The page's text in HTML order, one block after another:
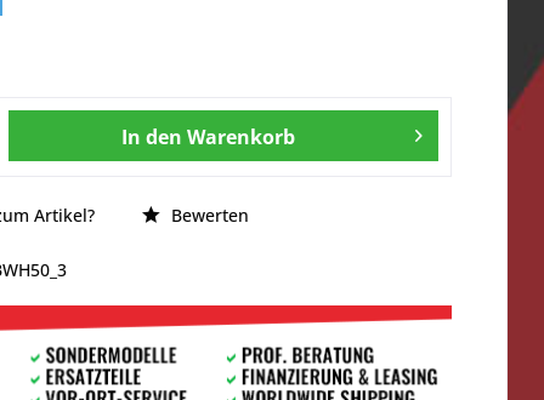
In den Warenkorb
Artikel? Bewerten